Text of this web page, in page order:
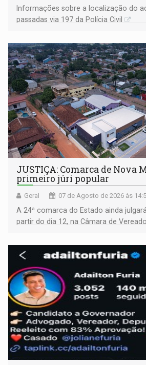
Informações sobre a localização do
passadas via 197 da Polícia Civil
JUSTIÇA: Comarca de Nova
primeiro júri popular
Geral 07 de Agosto de 2026 às
A 24ª comarca do Estado ainda
partir do dia 12, na Câmara de